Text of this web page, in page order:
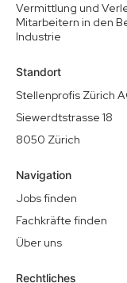
Vermittlung und
Mitarbeitern in den
Industrie
Standort
Stellenprofis Zürich
Siewerdtstrasse 18
8050 Zürich
Navigation
Jobs finden
Fachkräfte finden
Über uns
Rechtliches